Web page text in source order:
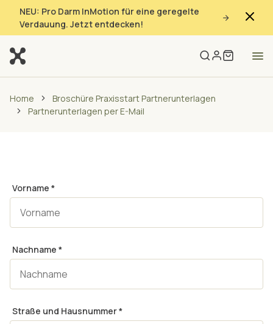
NEU: Pro Darm InMotion für eine geregelte
Verdauung. Jetzt entdecken!
Home
Broschüre Praxisstart Partnerunterlagen
Partnerunterlagen per E-Mail
Vorname *
Nachname *
Straße und Hausnummer*